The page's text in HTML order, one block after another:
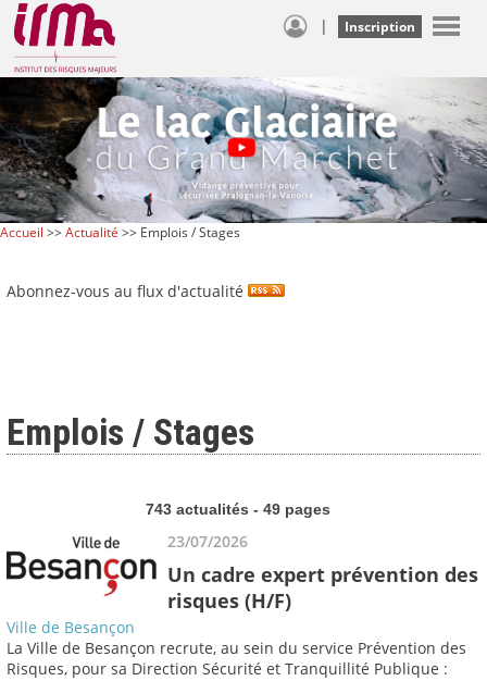
| Inscription
Accueil >>Actualité >> Emplois / Stages
Abonnez-vous au flux d'actualité
Emplois / Stages
743 actualités - 49 pages
23/07/2026
Un cadre expert prévention des
risques (H/F)
Ville de Besançon
La Ville de Besançon recrute, au sein du service Prévention des
Risques, pour sa Direction Sécurité et Tranquillité Publique :